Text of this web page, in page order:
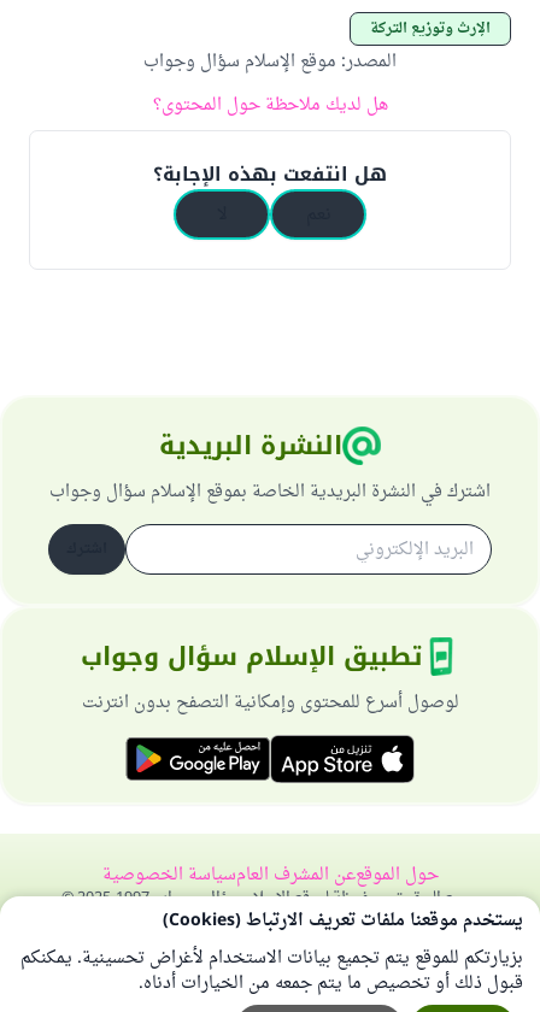
الإرث وتوزيع التركة
المصدر: موقع الإسلام سؤال وجواب
هل لديك ملاحظة حول المحتوى؟
هل انتفعت بهذه الإجابة؟
النشرة البريدية
اشترك في النشرة البريدية الخاصة بموقع الإسلام سؤال وجواب
تطبيق الإسلام سؤال وجواب
لوصول أسرع للمحتوى وإمكانية التصفح بدون انترنت
حول الموقععن المشرف العامسياسة الخصوصية
جميع الحقوق محفوظة لموقع الإسلام سؤال وجواب 1997-2025 ©
يستخدم موقعنا ملفات تعريف الارتباط (Cookies)
بزيارتكم للموقع يتم تجميع بيانات الاستخدام لأغراض تحسينية. يمكنكم
قبول ذلك أو تخصيص ما يتم جمعه من الخيارات أدناه.